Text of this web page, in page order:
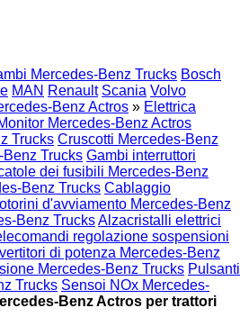
Mercedes-Benz Trucks Bosch
MAN Renault Scania Volvo
Benz Actros » Elettrica
Mercedes-Benz Actros
Trucks Cruscotti Mercedes-Benz
Trucks Gambi interruttori
dei fusibili Mercedes-Benz
Benz Trucks Cablaggio
d'avviamento Mercedes-Benz
Benz TrucksAlzacristalli elettrici
regolazione sospensioni
di potenza Mercedes-Benz
Mercedes-Benz Trucks Pulsanti
Trucks Sensoi NOx Mercedes-
Benz Actros per trattori